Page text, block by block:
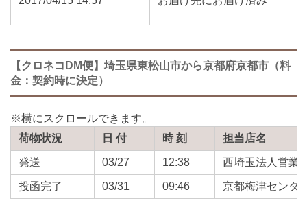
【クロネコDM便】埼玉県東松山市から京都府京都市（料
金：契約時に決定）
荷物状況 日 付 時 刻 担当店名
発送 03/27 12:38 西埼玉法人営業
投函完了 03/31 09:46 京都梅津センタ